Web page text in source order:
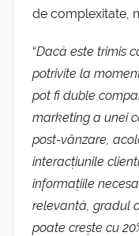
de complexitate,
“Dacă este trimis
potrivite la
pot fi duble
marketing a unei
post-vânzare,
interacțiunile
informațiile
relevantă, gradul
poate crește cu